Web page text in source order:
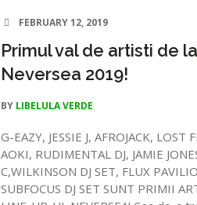
FEBRUARY 12, 2019
Primul val de artisti de la
Neversea 2019!
BY LIBELULA VERDE
G-EAZY, JESSIE J, AFROJACK, LOST
AOKI, RUDIMENTAL DJ, JAMIE
C,WILKINSON DJ SET, FLUX
SUBFOCUS DJ SET SUNT PRIMII